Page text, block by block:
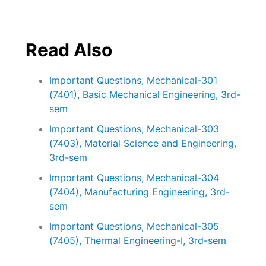
Read Also
Important Questions, Mechanical-301
(7401), Basic Mechanical Engineering, 3rd-
sem
Important Questions, Mechanical-303
(7403), Material Science and Engineering,
3rd-sem
Important Questions, Mechanical-304
(7404), Manufacturing Engineering, 3rd-
sem
Important Questions, Mechanical-305
(7405), Thermal Engineering-I, 3rd-sem